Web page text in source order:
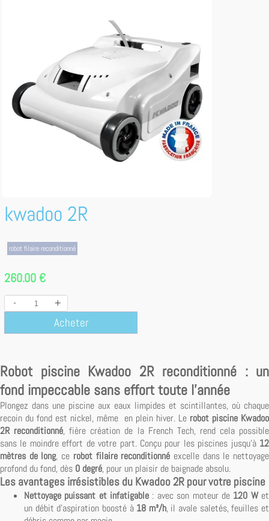
kwadoo 2R
robot filaire reconditionné
260.00 €
- +
Acheter
Robot piscine Kwadoo 2R reconditionné : un
fond impeccable sans effort toute l'année
Plongez dans une piscine aux eaux limpides et scintillantes, où chaque
recoin du fond est nickel, même en plein hiver. Le robot piscine Kwadoo
2R reconditionné, fière création de la French Tech, rend cela possible
sans le moindre effort de votre part. Conçu pour les piscines jusqu'à 12
mètres de long, ce robot filaire reconditionné excelle dans le nettoyage
profond du fond, dès 0 degré, pour un plaisir de baignade absolu.
Les avantages irrésistibles du Kwadoo 2R pour votre piscine
Nettoyage puissant et infatigable : avec son moteur de 120 Wet
un débit d'aspiration boosté à 18 m³/h, il avale saletés, feuilles et